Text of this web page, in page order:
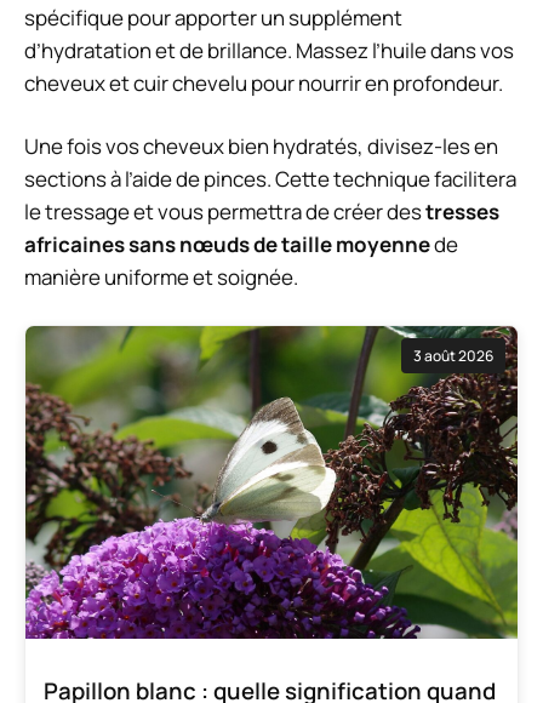
spécifique pour apporter un supplément
d’hydratation et de brillance. Massez l’huile dans vos
cheveux et cuir chevelu pour nourrir en profondeur.
Une fois vos cheveux bien hydratés, divisez-les en
sections à l’aide de pinces. Cette technique facilitera
le tressage et vous permettra de créer destresses
africaines sans nœuds de taille moyennede
manière uniforme et soignée.
3 août 2026
Papillon blanc : quelle signification quand